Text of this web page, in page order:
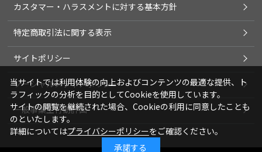
カスタマー・ハラスメントに対する基本方針
特定商取引法に関する表示
サイトポリシー
ソーシャルメディアポリシー
一般事業主行動計画
当サイトでは利用体験の向上およびコンテンツの最適な提供、ト
ラフィックの分析を目的としてCookieを使用しています。
サイトの閲覧を継続された場合、Cookieの利用に同意したことも
のといたします。
詳細についてはプライバシーポリシーをご確認ください。
承諾する